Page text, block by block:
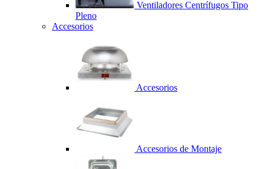
Ventiladores Centrífugos Tipo
Pleno
Accesorios
Accesorios
Accesorios de Montaje